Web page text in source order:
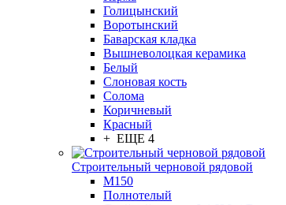
Голицынский
Воротынский
Баварская кладка
Вышневолоцкая керамика
Белый
Слоновая кость
Солома
Коричневый
Красный
+ ЕЩЕ 4
Строительный черновой рядовой
М150
Полнотелый